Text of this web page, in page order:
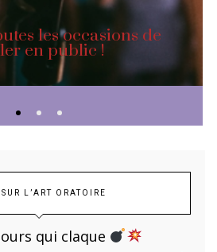
les occasions de
en public !
L’ART ORATOIRE
qui claque